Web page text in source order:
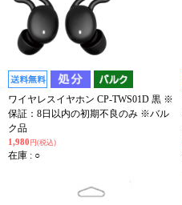
ワイヤレスイヤホン CP-TWS01D 黒 ※
保証：8日以内の初期不良のみ ※バル
ク品
1,980 円(税込)
在庫 : ○